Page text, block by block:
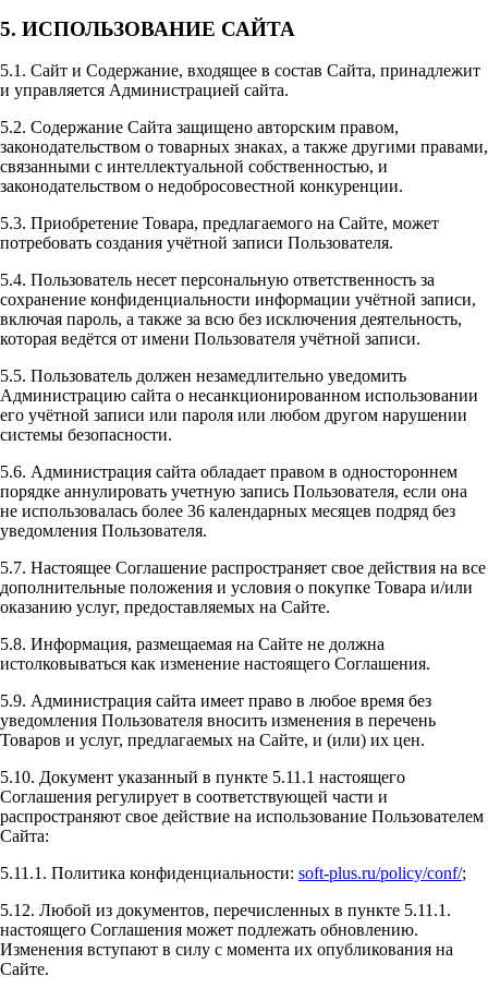
5. ИСПОЛЬЗОВАНИЕ САЙТА
5.1. Сайт и Содержание, входящее в состав Сайта, принадлежит
и управляется Администрацией сайта.
5.2. Содержание Сайта защищено авторским правом,
законодательством о товарных знаках, а также другими правами,
связанными с интеллектуальной собственностью, и
законодательством о недобросовестной конкуренции.
5.3. Приобретение Товара, предлагаемого на Сайте, может
потребовать создания учётной записи Пользователя.
5.4. Пользователь несет персональную ответственность за
сохранение конфиденциальности информации учётной записи,
включая пароль, а также за всю без исключения деятельность,
которая ведётся от имени Пользователя учётной записи.
5.5. Пользователь должен незамедлительно уведомить
Администрацию сайта о несанкционированном использовании
его учётной записи или пароля или любом другом нарушении
системы безопасности.
5.6. Администрация сайта обладает правом в одностороннем
порядке аннулировать учетную запись Пользователя, если она
не использовалась более 36 календарных месяцев подряд без
уведомления Пользователя.
5.7. Настоящее Соглашение распространяет свое действия на все
дополнительные положения и условия о покупке Товара и/или
оказанию услуг, предоставляемых на Сайте.
5.8. Информация, размещаемая на Сайте не должна
истолковываться как изменение настоящего Соглашения.
5.9. Администрация сайта имеет право в любое время без
уведомления Пользователя вносить изменения в перечень
Товаров и услуг, предлагаемых на Сайте, и (или) их цен.
5.10. Документ указанный в пункте 5.11.1 настоящего
Соглашения регулирует в соответствующей части и
распространяют свое действие на использование Пользователем
Сайта:
5.11.1. Политика конфиденциальности: soft-plus.ru/policy/conf/;
5.12. Любой из документов, перечисленных в пункте 5.11.1.
настоящего Соглашения может подлежать обновлению.
Изменения вступают в силу с момента их опубликования на
Сайте.